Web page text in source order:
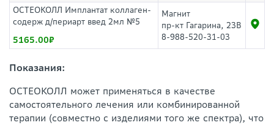
ОСТЕОКОЛЛ Имплантат коллаген-
содерж д/периарт введ 2мл №5
5165.00
Магнит
пр-кт Гагарина, 23В
8-988-520-31-03
Показания:
ОСТЕОКОЛЛ может применяться в качестве
самостоятельного лечения или комбинированной
терапии (совместно с изделиями того же спектра), что